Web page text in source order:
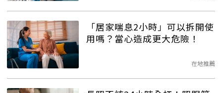
「居家喘息2小時」可以拆開使
用嗎？當心造成更大危險！
在地推薦